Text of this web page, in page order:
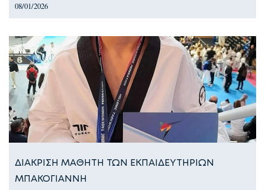
08/01/2026
ΔΙΑΚΡΙΣΗ ΜΑΘΗΤΗ ΤΩΝ ΕΚΠΑΙΔΕΥΤΗΡΙΩΝ
ΜΠΑΚΟΓΙΑΝΝΗ